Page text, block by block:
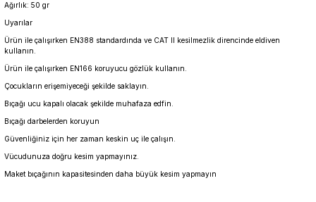
Ağırlık: 50 gr
Uyarılar
Ürün ile çalışırken EN388 standardında ve CAT II kesilmezlik direncinde eldiven
kullanın.
Ürün ile çalışırken EN166 koruyucu gözlük kullanın.
Çocukların erişemiyeceği şekilde saklayın.
Bıçağı ucu kapalı olacak şekilde muhafaza edfin.
Bıçağı darbelerden koruyun
Güvenliğiniz için her zaman keskin uç ile çalışın.
Vücudunuza doğru kesim yapmayınız.
Maket bıçağının kapasitesinden daha büyük kesim yapmayın